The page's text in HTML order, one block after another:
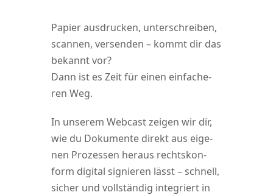
Papier aus­dru­cken, unter­schrei­ben,
scan­nen, ver­sen­den – kommt dir das
bekannt vor?
Dann ist es Zeit für einen ein­fa­che­
ren Weg.
In unse­rem Web­cast zei­gen wir dir,
wie du Doku­men­te direkt aus eige­
nen Pro­zes­sen her­aus rechts­kon­
form digi­tal signie­ren lässt – schnell,
sicher und voll­stän­dig inte­griert in